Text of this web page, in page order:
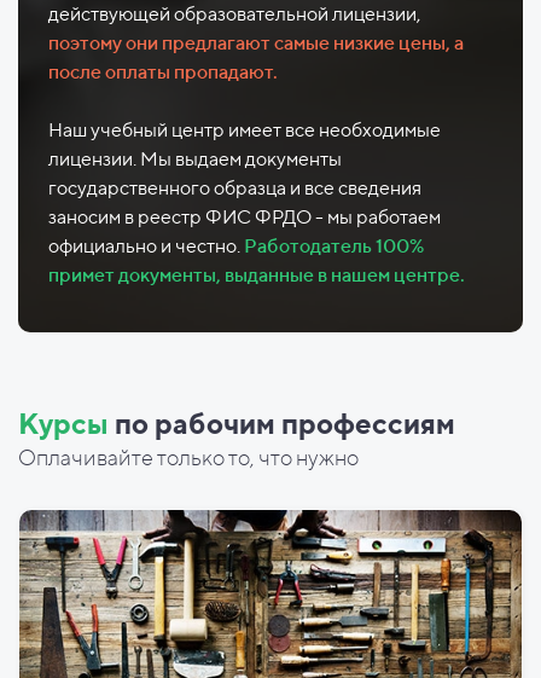
действующей образовательной лицензии,
поэтому они предлагают самые низкие цены, а
после оплаты пропадают.
Наш учебный центр имеет все необходимые
лицензии. Мы выдаем документы
государственного образца и все сведения
заносим в реестр ФИС ФРДО - мы работаем
официально и честно. Работодатель 100%
примет документы, выданные в нашем центре.
Курсы по рабочим профессиям
Оплачивайте только то, что нужно